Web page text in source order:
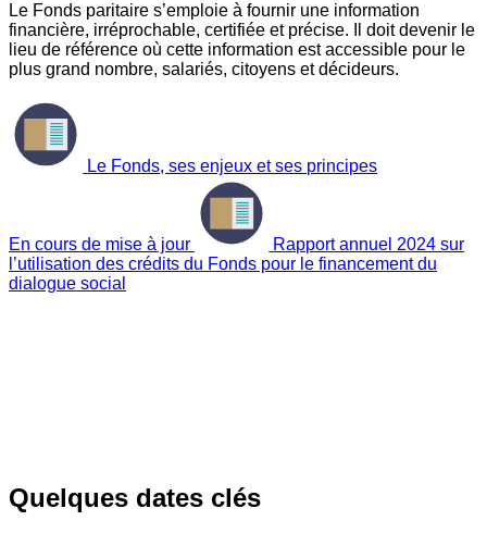
Le Fonds paritaire s’emploie à fournir une information
financière, irréprochable, certifiée et précise. Il doit devenir le
lieu de référence où cette information est accessible pour le
plus grand nombre, salariés, citoyens et décideurs.
Le Fonds, ses enjeux et ses principes
En cours de mise à jour
Rapport annuel 2024 sur
l’utilisation des crédits du Fonds pour le financement du
dialogue social
Quelques dates clés